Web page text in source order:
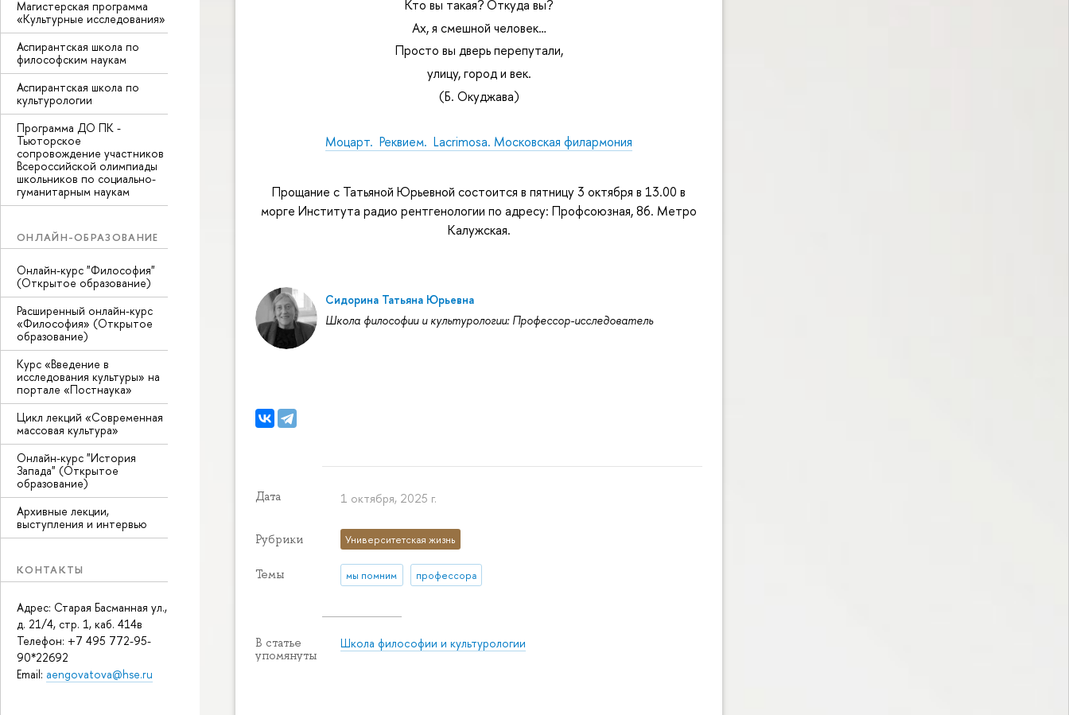
Магистерская программа
«Культурные исследования»
Аспирантская школа по
философским наукам
Аспирантская школа по
культурологии
Программа ДО ПК -
Тьюторское
сопровождение участников
Всероссийской олимпиады
школьников по социально-
гуманитарным наукам
ОНЛАЙН-ОБРАЗОВАНИЕ
Онлайн-курс "Философия"
(Открытое образование)
Расширенный онлайн-курс
«Философия» (Открытое
образование)
Курс «Введение в
исследования культуры» на
портале «Постнаука»
Цикл лекций «Современная
массовая культура»
Онлайн-курс "История
Запада" (Открытое
образование)
Архивные лекции,
выступления и интервью
КОНТАКТЫ
Адрес: Старая Басманная ул.,
д. 21/4, стр. 1, каб. 414в
Телефон: +7 495 772-95-
90*22692
Email: aengovatova@hse.ru
Кто вы такая? Откуда вы?
Ах, я смешной человек…
Просто вы дверь перепутали,
улицу, город и век.
(Б. Окуджава)
Моцарт. Реквием. Lacrimosa. Московская филармония
Прощание с Татьяной Юрьевной состоится в пятницу 3 октября в 13.00 в
морге Института радио рентгенологии по адресу: Профсоюзная, 86. Метро
Калужская.
Сидорина Татьяна Юрьевна
Школа философии и культурологии: Профессор-исследователь
Дата 1 октября, 2025 г.
Рубрики Университетская жизнь
Темы мы помним профессора
В статье
упомянуты
Школа философии и культурологии